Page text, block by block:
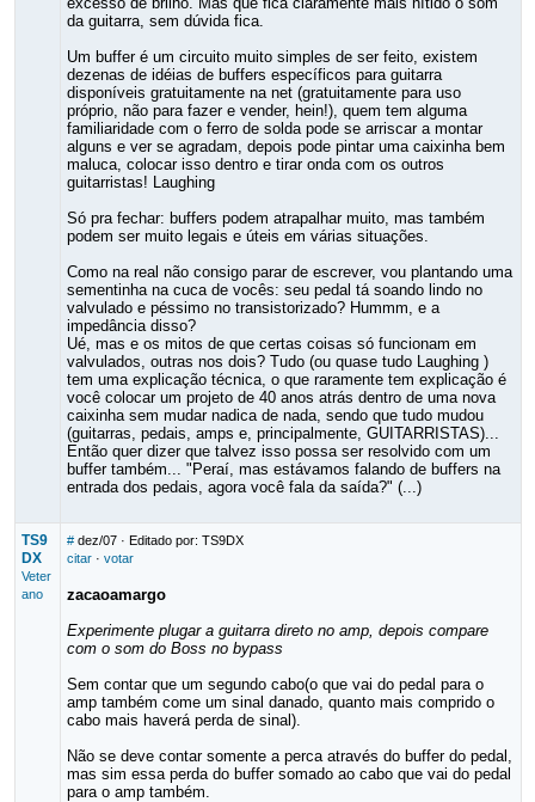
da guitarra, sem dúvida fica.
Um buffer é um circuito muito simples de ser feito, existem
dezenas de idéias de buffers específicos para guitarra
disponíveis gratuitamente na net (gratuitamente para uso
próprio, não para fazer e vender, hein!), quem tem alguma
familiaridade com o ferro de solda pode se arriscar a montar
alguns e ver se agradam, depois pode pintar uma caixinha bem
maluca, colocar isso dentro e tirar onda com os outros
guitarristas! Laughing
Só pra fechar: buffers podem atrapalhar muito, mas também
podem ser muito legais e úteis em várias situações.
Como na real não consigo parar de escrever, vou plantando uma
sementinha na cuca de vocês: seu pedal tá soando lindo no
valvulado e péssimo no transistorizado? Hummm, e a
impedância disso?
Ué, mas e os mitos de que certas coisas só funcionam em
valvulados, outras nos dois? Tudo (ou quase tudo Laughing )
tem uma explicação técnica, o que raramente tem explicação é
você colocar um projeto de 40 anos atrás dentro de uma nova
caixinha sem mudar nadica de nada, sendo que tudo mudou
(guitarras, pedais, amps e, principalmente, GUITARRISTAS)...
Então quer dizer que talvez isso possa ser resolvido com um
buffer também... "Peraí, mas estávamos falando de buffers na
entrada dos pedais, agora você fala da saída?" (...)
TS9
DX
Veter
ano
# dez/07· Editado por: TS9DX
citar· votar
zacaoamargo
Experimente plugar a guitarra direto no amp, depois compare
com o som do Boss no bypass
Sem contar que um segundo cabo(o que vai do pedal para o
amp também come um sinal danado, quanto mais comprido o
cabo mais haverá perda de sinal).
Não se deve contar somente a perca através do buffer do pedal,
mas sim essa perda do buffer somado ao cabo que vai do pedal
para o amp também.